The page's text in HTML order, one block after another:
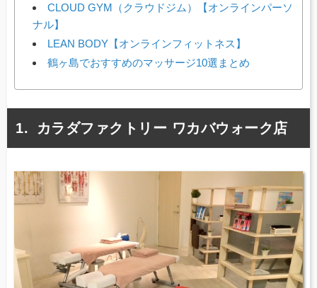
CLOUD GYM（クラウドジム）【オンラインパーソ
ナル】
LEAN BODY【オンラインフィットネス】
鶴ヶ島でおすすめのマッサージ10選まとめ
カラダファクトリー ワカバウォーク店